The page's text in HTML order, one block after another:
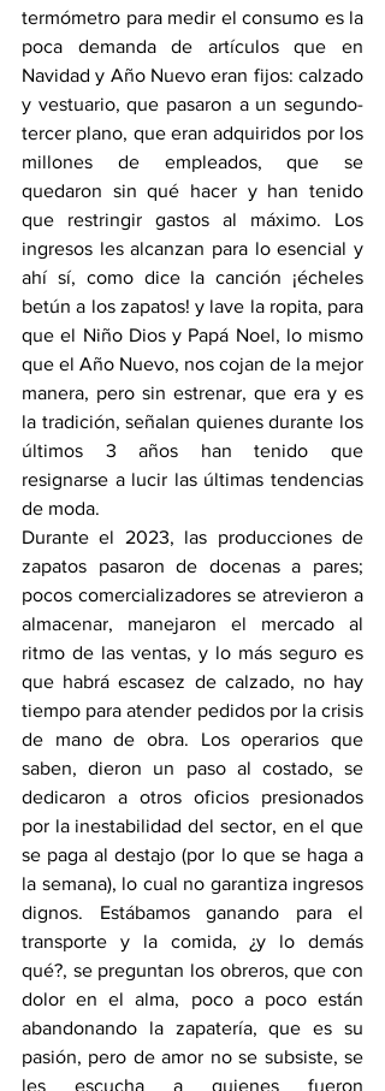
termómetro para medir el consumo es la
poca demanda de artículos que en
Navidad y Año Nuevo eran fijos: calzado
y vestuario, que pasaron a un segundo-
tercer plano, que eran adquiridos por los
millones de empleados, que se
quedaron sin qué hacer y han tenido
que restringir gastos al máximo. Los
ingresos les alcanzan para lo esencial y
ahí sí, como dice la canción ¡écheles
betún a los zapatos! y lave la ropita, para
que el Niño Dios y Papá Noel, lo mismo
que el Año Nuevo, nos cojan de la mejor
manera, pero sin estrenar, que era y es
la tradición, señalan quienes durante los
últimos 3 años han tenido que
resignarse a lucir las últimas tendencias
de moda.
Durante el 2023, las producciones de
zapatos pasaron de docenas a pares;
pocos comercializadores se atrevieron a
almacenar, manejaron el mercado al
ritmo de las ventas, y lo más seguro es
que habrá escasez de calzado, no hay
tiempo para atender pedidos por la crisis
de mano de obra. Los operarios que
saben, dieron un paso al costado, se
dedicaron a otros oficios presionados
por la inestabilidad del sector, en el que
se paga al destajo (por lo que se haga a
la semana), lo cual no garantiza ingresos
dignos. Estábamos ganando para el
transporte y la comida, ¿y lo demás
qué?, se preguntan los obreros, que con
dolor en el alma, poco a poco están
abandonando la zapatería, que es su
pasión, pero de amor no se subsiste, se
les escucha a quienes fueron